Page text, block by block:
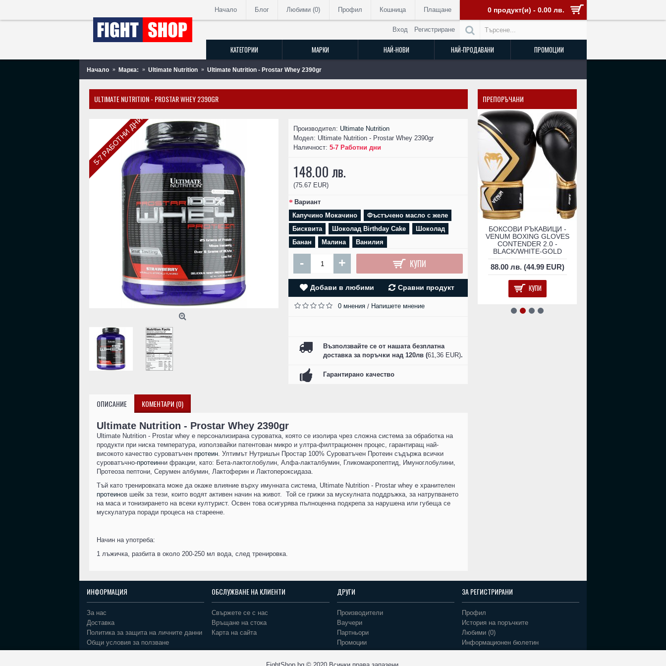
Начало Блог Любими (0) Профил Кошница Плащане 0 продукт(и) - 0.00 лв.
Вход Регистриране
КАТЕГОРИИ МАРКИ НАЙ-НОВИ НАЙ-ПРОДАВАНИ ПРОМОЦИИ
Начало Марка: Ultimate Nutrition Ultimate Nutrition - Prostar Whey 2390gr
ПРЕПОРЪЧАНИ
РАЗПРОДАДЕН
SZ FIGHTERS - БОКСОВИ
РЪКАВИЦИ ЕСТЕСТВЕНА
61.00 лв. (31.19 EUR)
КУПИ
БОКСОВИ РЪКАВИЦИ -
VENUM BOXING GLOVES
CONTENDER 2.0 -
BLACK/WHITE-GOLD
88.00 лв. (44.99 EUR)
КУПИ
ULTIMATE NUTRITION - PROSTAR WHEY 2390GR
5-7 РАБОТНИ ДНИ Производител: Ultimate Nutrition
Модел: Ultimate Nutrition - Prostar Whey 2390gr
Наличност: 5-7 Работни дни
148.00 лв.
(75.67 EUR)
Вариант
Капучино Мокачино
Фъстъчено масло с желе
Бисквита
Шоколад Birthday Cake
Шоколад
Банан
Малина Ванилия
- + КУПИ
Добави в любими Сравни продукт
0 мнения / Напишете мнение
Възползвайте се от нашата безплатна
доставка за поръчки над 120лв (61,36 EUR).
Гарантирано качество
ОПИСАНИЕ КОМЕНТАРИ (0)
Ultimate Nutrition - Prostar Whey 2390gr
Ultimate Nutrition - Prostar whey е персонализирана суроватка, която се изолира чрез сложна система за обработка на
продукти при ниска температура, използвайки патентован микро и ултра-филтрационен процес, гарантиращ най-
високото качество суроватъчен протеин. Ултимът Нутришън Простар 100% Суроватъчен Протеин съдържа всички
суроватъчно-протеинни фракции, като: Бета-лактоглобулин, Алфа-лакталбумин, Гликомакропептид, Имуноглобулини,
Протеоза пептони, Серумен албумин, Лактоферин и Лактопероксидаза.
Тъй като тренировката може да окаже влияние върху имунната система, Ultimate Nutrition - Prostar whey е хранителен
протеинов шейк за тези, които водят активен начин на живот. Той се грижи за мускулната поддръжка, за натрупването
на маса и тонизирането на всеки културист. Освен това осигурява пълноценна подкрепа за нарушена или губеща се
мускулатура поради процеса на стареене.
Начин на употреба:
1 лъжичка, разбита в около 200-250 мл вода, след тренировка.
ИНФОРМАЦИЯ
За нас
Доставка
Политика за защита на личните данни
Общи условия за ползване
ОБСЛУЖВАНЕ НА КЛИЕНТИ
Свържете се с нас
Връщане на стока
Карта на сайта
ДРУГИ
Производители
Ваучери
Партньори
Промоции
ЗА РЕГИСТРИРАНИ
Профил
История на поръчките
Любими (0)
Информационен бюлетин